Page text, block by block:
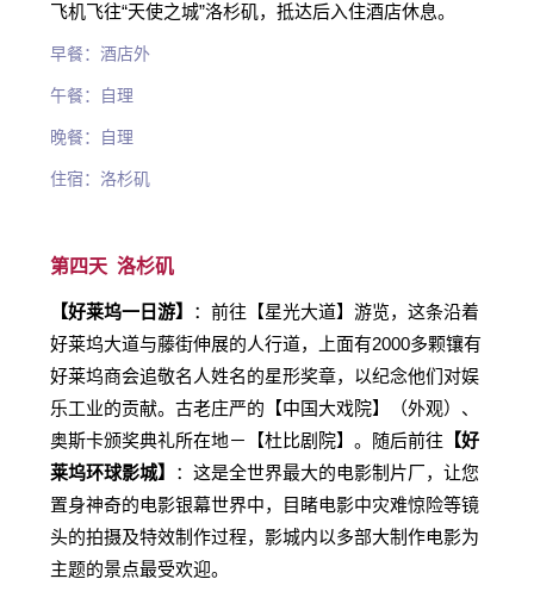
飞机飞往“天使之城”洛杉矶，抵达后入住酒店休息。
早餐：酒店外
午餐：自理
晚餐：自理
住宿：洛杉矶
第四天 洛杉矶
【好莱坞一日游】
：前往【星光大道】游览，这条沿着
好莱坞大道与藤街伸展的人行道，上面有2000多颗镶有
好莱坞商会追敬名人姓名的星形奖章，以纪念他们对娱
乐工业的贡献。古老庄严的【中国大戏院】（外观）、
奥斯卡颁奖典礼所在地－【杜比剧院】。随后前往 【好
莱坞环球影城】
：这是全世界最大的电影制片厂，让您
置身神奇的电影银幕世界中，目睹电影中灾难惊险等镜
头的拍摄及特效制作过程，影城内以多部大制作电影为
主题的景点最受欢迎。